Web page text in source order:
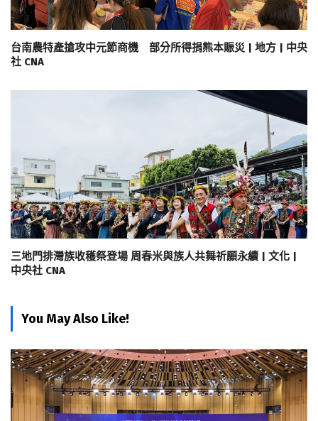
台南農特產搶攻中元節商機 部分所得捐熊本賑災 | 地方 | 中央
社 CNA
三地門排灣族收穫祭登場 周春米與族人共舞祈願永續 | 文化 |
中央社 CNA
You May Also Like!